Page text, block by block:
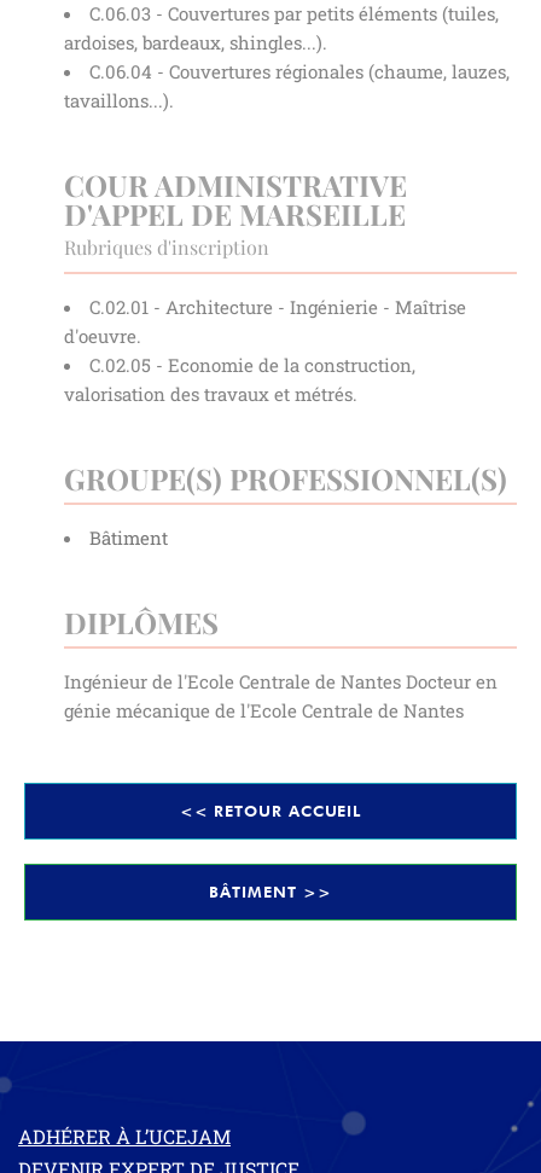
C.06.03 - Couvertures par petits éléments (tuiles,
ardoises, bardeaux, shingles...).
C.06.04 - Couvertures régionales (chaume, lauzes,
tavaillons...).
COUR ADMINISTRATIVE
D'APPEL DE MARSEILLE
Rubriques d'inscription
C.02.01 - Architecture - Ingénierie - Maîtrise
d'oeuvre.
C.02.05 - Economie de la construction,
valorisation des travaux et métrés.
GROUPE(S) PROFESSIONNEL(S)
Bâtiment
DIPLÔMES
Ingénieur de l'Ecole Centrale de Nantes Docteur en
génie mécanique de l'Ecole Centrale de Nantes
<< RETOUR ACCUEIL
BÂTIMENT >>
ADHÉRER À L’UCEJAM